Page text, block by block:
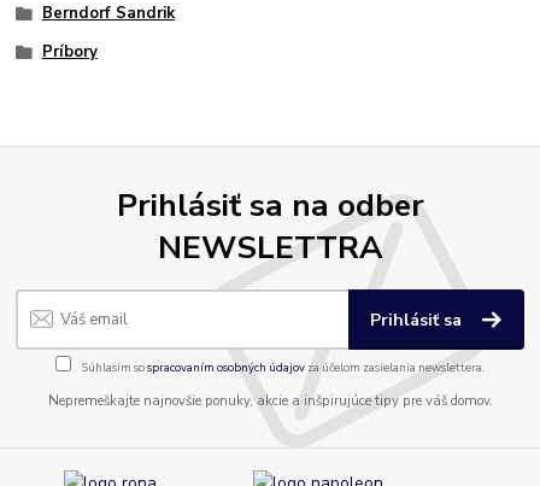
Berndorf Sandrik
Príbory
Prihlásiť sa na odber
NEWSLETTRA
Prihlásiť sa
Súhlasím sospracovaním osobných údajov za účelom zasielania newslettera.
Nepremeškajte najnovšie ponuky, akcie a inšpirujúce tipy pre váš domov.